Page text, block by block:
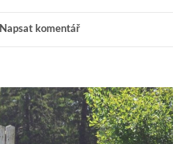
Napsat komentář